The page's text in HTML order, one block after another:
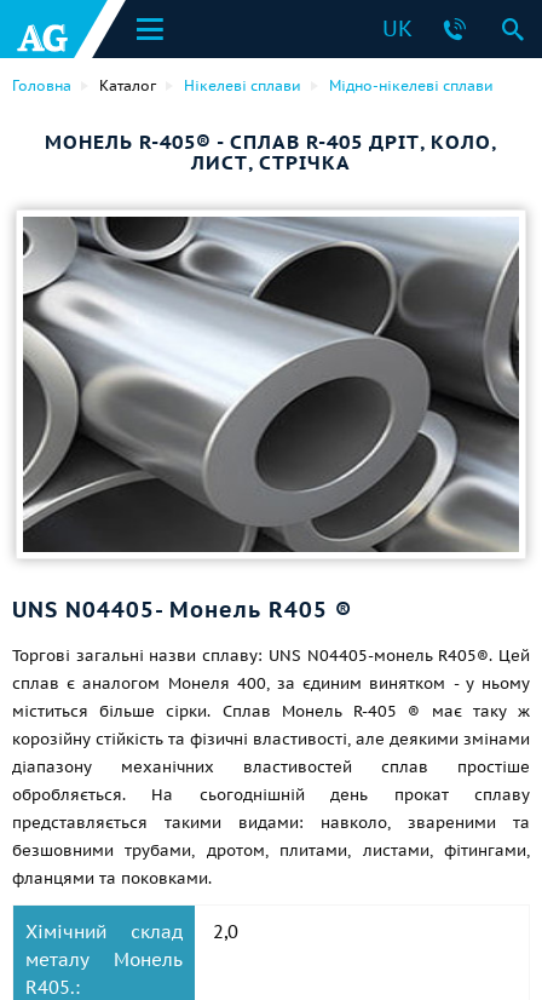
UK
Головна Каталог Нікелеві сплави Мідно-нікелеві сплави
МОНЕЛЬ R-405® - СПЛАВ R-405 ДРІТ, КОЛО,
ЛИСТ, СТРІЧКА
UNS N04405- Монель R405 ®
Торгові загальні назви сплаву: UNS N04405-монель R405®. Цей
сплав є аналогом Монеля 400, за єдиним винятком - у ньому
міститься більше сірки. Сплав Монель R-405 ® має таку ж
корозійну стійкість та фізичні властивості, але деякими змінами
діапазону механічних властивостей сплав простіше
обробляється. На сьогоднішній день прокат сплаву
представляється такими видами: навколо, звареними та
безшовними трубами, дротом, плитами, листами, фітингами,
фланцями та поковками.
Хімічний склад
металу Монель
R405.:
2,0